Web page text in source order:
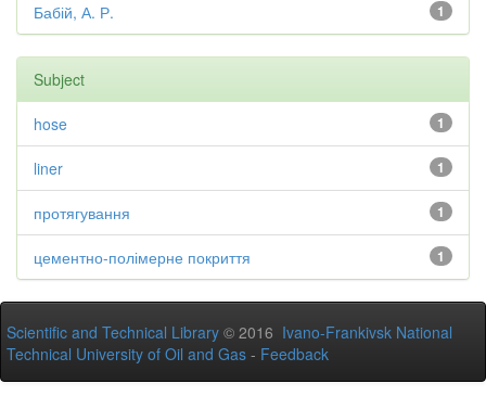
1
Бабій, А. Р.
Subject
1
hose
1
liner
1
протягування
1
цементно-полімерне покриття
Scientific and Technical Library © 2016 Ivano-Frankivsk National
Technical University of Oil and Gas - Feedback